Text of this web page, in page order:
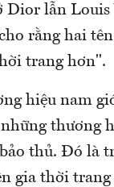
Dior lẫn
rằng hai
trang hơn".
hiệu nam
thương
thủ. Đó là
gia thời